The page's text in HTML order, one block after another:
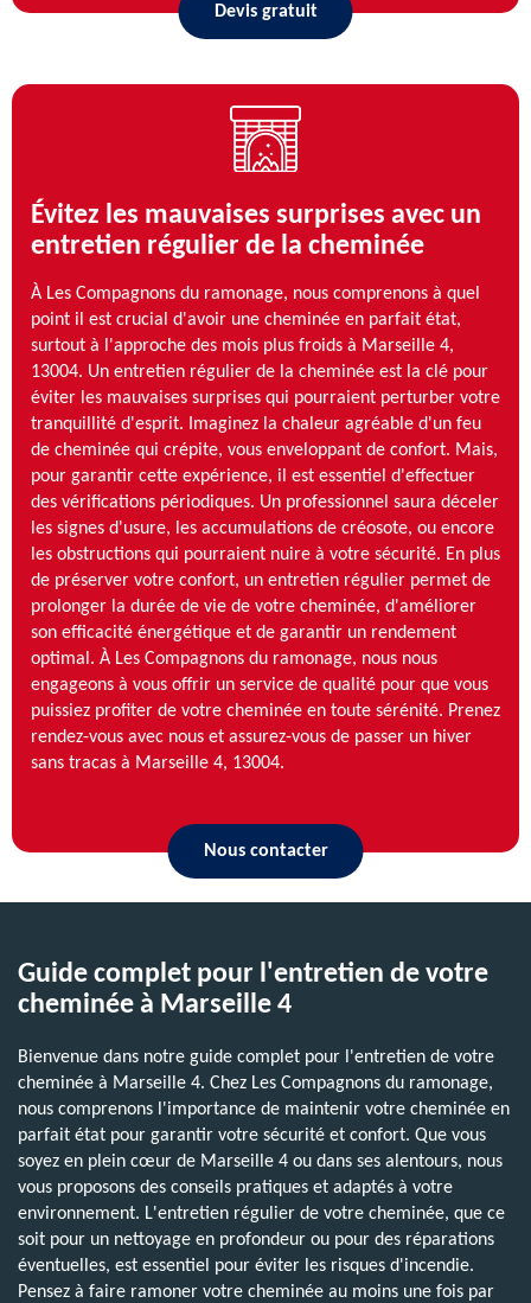
Devis gratuit
Évitez les mauvaises surprises avec un
entretien régulier de la cheminée
À Les Compagnons du ramonage, nous comprenons à quel
point il est crucial d'avoir une cheminée en parfait état,
surtout à l'approche des mois plus froids à Marseille 4,
13004. Un entretien régulier de la cheminée est la clé pour
éviter les mauvaises surprises qui pourraient perturber votre
tranquillité d'esprit. Imaginez la chaleur agréable d'un feu
de cheminée qui crépite, vous enveloppant de confort. Mais,
pour garantir cette expérience, il est essentiel d'effectuer
des vérifications périodiques. Un professionnel saura déceler
les signes d'usure, les accumulations de créosote, ou encore
les obstructions qui pourraient nuire à votre sécurité. En plus
de préserver votre confort, un entretien régulier permet de
prolonger la durée de vie de votre cheminée, d'améliorer
son efficacité énergétique et de garantir un rendement
optimal. À Les Compagnons du ramonage, nous nous
engageons à vous offrir un service de qualité pour que vous
puissiez profiter de votre cheminée en toute sérénité. Prenez
rendez-vous avec nous et assurez-vous de passer un hiver
sans tracas à Marseille 4, 13004.
Nous contacter
Guide complet pour l'entretien de votre
cheminée à Marseille 4
Bienvenue dans notre guide complet pour l'entretien de votre
cheminée à Marseille 4. Chez Les Compagnons du ramonage,
nous comprenons l'importance de maintenir votre cheminée en
parfait état pour garantir votre sécurité et confort. Que vous
soyez en plein cœur de Marseille 4 ou dans ses alentours, nous
vous proposons des conseils pratiques et adaptés à votre
environnement. L'entretien régulier de votre cheminée, que ce
soit pour un nettoyage en profondeur ou pour des réparations
éventuelles, est essentiel pour éviter les risques d'incendie.
Pensez à faire ramoner votre cheminée au moins une fois par